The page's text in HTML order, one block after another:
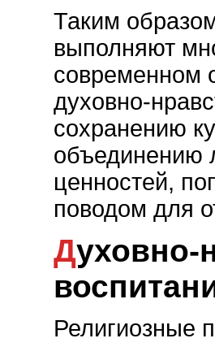
Таким
выполняют
современном
духовно-
сохранению
объединению
ценностей,
поводом для
Духовно-нравственное
Религиозные